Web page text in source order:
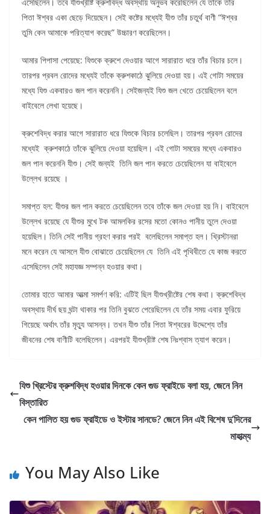
পিতা ঈশ্বর একা ছেড়ে দিয়েছেন। সেই কষ্টের মধ্যেই যীশু তাঁর চতুর্থ বাণী “ঈশ্বর
তুমি কেন আমাকে পরিত্যাগ করেছ” উচ্চারণ করেছিলেন।
আমার পিপাসা পেয়েছে: যিশুকে ক্রুশে দেওয়ার আগে সারারাত ধরে তাঁর বিচার চলে।
তারপর প্রবল রোদের মধ্যেই তাঁকে ক্রুশকাঠে ঝুলিয়ে দেওয়া হয়। এই গোটা সময়ের
মধ্যে যিশু একবারও জল পান করেননি। সেইজন্যই যিশু জল খেতে চেয়েছিলেন বলে
বাইবেলে লেখা হয়েছে।
ক্রুশেবিদ্ধ করার আগে সারারাত ধরে যিশুকে বিচার চলেছিল। তারপর প্রবল রোদের
মধ্যেই ক্রুশকাঠে তাঁকে ঝুলিয়ে দেওয়া হয়েছিল। এই গোটা সময়ের মধ্যে একবারও
জল পান করেননি যীশু। সেই জন্যই তিনি জল পান করতে চেয়েছিলেন যা বাইবেলে
উল্লেখ রয়েছে ।
সমাপ্ত হল: যীশুর জল পান করতে চেয়েছিলেন তবে তাঁকে জল দেওয়া হয় নি। বাইবেলে
উল্লেখ রয়েছে যে যীশুর মুখে টক আমলকির রসের মতো কোনও পানীয় তুলে দেওয়া
হয়েছিল। তিনি সেই পানীয় গ্রহণ করার পরই বলেছিলেন সমাপ্ত হল। খ্রিস্টানরা
মনে করেন যে আসলে যীশু বোঝাতে চেয়েছিলেন যে তিনি এই পৃথিবীতে যে কাজ করতে
এসেছিলেন সেই মহাযজ্ঞ সম্পন্ন হওয়ার কথা।
তোমার হাতে আমার আত্মা সমর্পণ করি: এটিই ছিল যীশুখ্রীষ্টের শেষ কথা। ক্রুশেবিদ্ধ
অবস্থায় দীর্ঘ ছয় ঘন্টা থাকার পর তিনি বুঝতে পেরেছিলেন যে তাঁর সময় এবার ফুরিয়ে
গিয়েছে অর্থাৎ তাঁর মৃত্যু আসন্ন। তখন যীশু তাঁর পিতা ঈশ্বরের উদ্দেশ্যে তাঁর
জীবনের শেষ বাণীটি বলেছিলেন। এরপরই যীশুখ্রীষ্ট শেষ নিঃশ্বাস ত্যাগ করেন।
যিশু খ্রিস্টের ক্রুশবিদ্ধ হওয়ার দিনকে কেন গুড ফ্রাইডে বলা হয়, জেনে নিন
বিস্তারিত
কেন পালিত হয় গুড ফ্রাইডে ও ইস্টার সানডে? জেনে নিন এই বিশেষ দু’দিনের
মাহাত্ম্য
You May Also Like